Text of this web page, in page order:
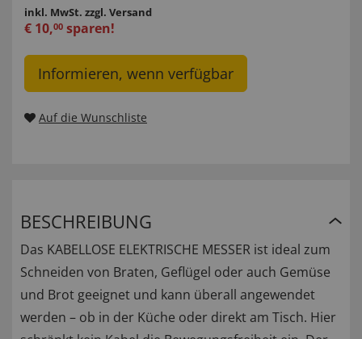
inkl. MwSt. zzgl. Versand
€ 10,00 sparen!
Informieren, wenn verfügbar
Auf die Wunschliste
BESCHREIBUNG
Das KABELLOSE ELEKTRISCHE MESSER ist ideal zum
Schneiden von Braten, Geflügel oder auch Gemüse
und Brot geeignet und kann überall angewendet
werden – ob in der Küche oder direkt am Tisch. Hier